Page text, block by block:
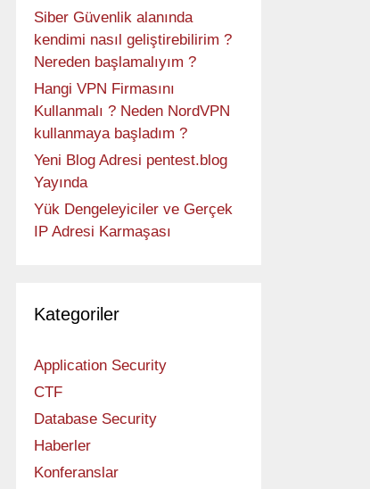
Siber Güvenlik alanında
kendimi nasıl geliştirebilirim ?
Nereden başlamalıyım ?
Hangi VPN Firmasını
Kullanmalı ? Neden NordVPN
kullanmaya başladım ?
Yeni Blog Adresi pentest.blog
Yayında
Yük Dengeleyiciler ve Gerçek
IP Adresi Karmaşası
Kategoriler
Application Security
CTF
Database Security
Haberler
Konferanslar